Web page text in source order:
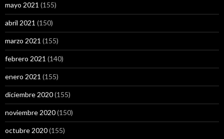
mayo 2021 (155)
abril 2021 (150)
marzo 2021 (155)
febrero 2021 (140)
enero 2021 (155)
diciembre 2020(155)
noviembre 2020(150)
octubre 2020(155)